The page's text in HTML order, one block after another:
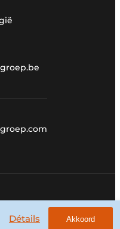
statement
Détails Akkoord